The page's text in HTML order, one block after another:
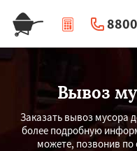
|
Вывоз
Заказать вывоз мусора
более подробную
можете, позвонив по